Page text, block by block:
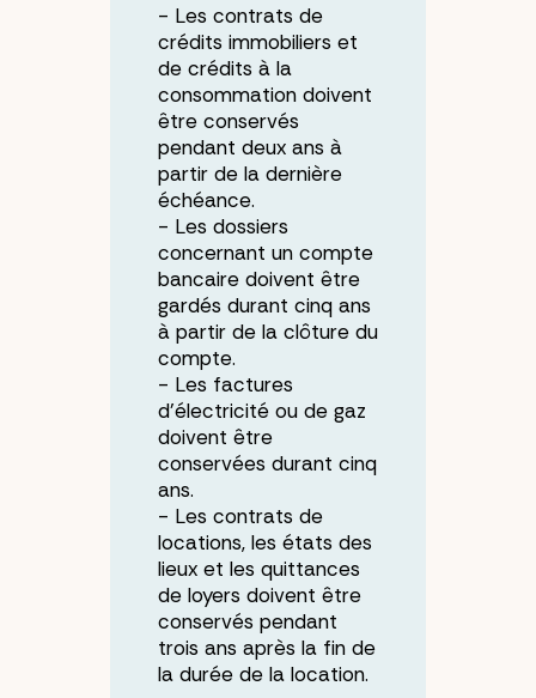
Les contrats de
crédits immobiliers et
de crédits à la
consommation doivent
être conservés
pendant deux ans à
partir de la dernière
échéance.
Les dossiers
concernant un compte
bancaire doivent être
gardés durant cinq ans
à partir de la clôture du
compte.
Les factures
d’électricité ou de gaz
doivent être
conservées durant cinq
ans.
Les contrats de
locations, les états des
lieux et les quittances
de loyers doivent être
conservés pendant
trois ans après la fin de
la durée de la location.